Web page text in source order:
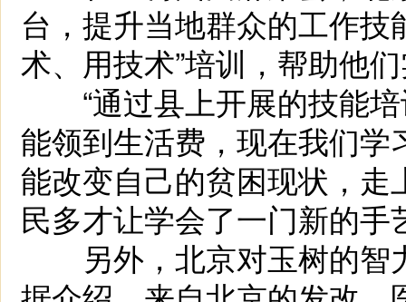
台，提升当地群众的工作
术、用技术”培训，帮助他
“通过县上开展的技能培
能领到生活费，现在我们
能改变自己的贫困现状，走
民多才让学会了一门新的手
另外，北京对玉树的智力